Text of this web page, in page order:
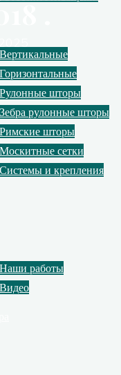
Вертикальные
Горизонтальные
Рулонные шторы
Зебра рулонные шторы
Римские шторы
Москитные сетки
Системы и крепления
Наши работы
Видео
.